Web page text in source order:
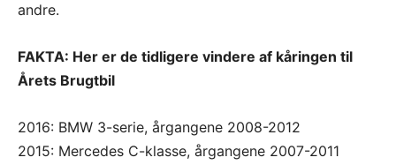
andre.
FAKTA: Her er de tidligere vindere af kåringen til
Årets Brugtbil
2016: BMW 3-serie, årgangene 2008-2012
2015: Mercedes C-klasse, årgangene 2007-2011